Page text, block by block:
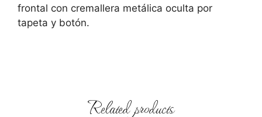
frontal con cremallera metálica oculta por
tapeta y botón.
Related products